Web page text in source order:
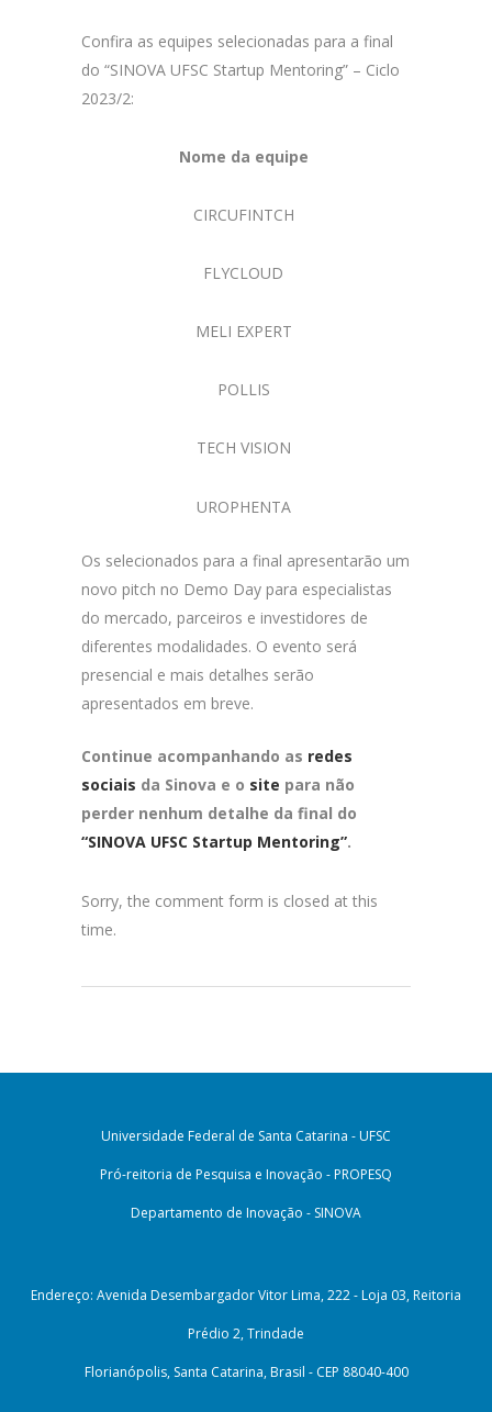
Confira as equipes selecionadas para a final
do “SINOVA UFSC Startup Mentoring” – Ciclo
2023/2:
Nome da equipe
CIRCUFINTCH
FLYCLOUD
MELI EXPERT
POLLIS
TECH VISION
UROPHENTA
Os selecionados para a final apresentarão um
novo pitch no Demo Day para especialistas
do mercado, parceiros e investidores de
diferentes modalidades. O evento será
presencial e mais detalhes serão
apresentados em breve.
Continue acompanhando as redes
sociais da Sinova e o site para não
perder nenhum detalhe da final do
“SINOVA UFSC Startup Mentoring”.
Sorry, the comment form is closed at this
time.
Universidade Federal de Santa Catarina - UFSC
Pró-reitoria de Pesquisa e Inovação - PROPESQ
Departamento de Inovação - SINOVA
Endereço: Avenida Desembargador Vitor Lima, 222 - Loja 03, Reitoria
Prédio 2, Trindade
Florianópolis, Santa Catarina, Brasil - CEP 88040-400